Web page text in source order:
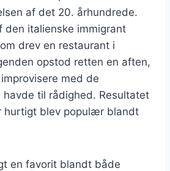
af det 20. århundrede.
den italienske immigrant
drev en restaurant i
opstod retten en aften,
med de
havde til rådighed. Resultatet
hurtigt blev populær blandt
en favorit blandt både